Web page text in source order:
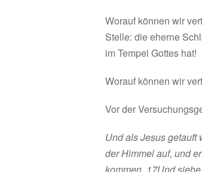
Worauf können wir
Stelle: die eherne
im Tempel Gottes hat!
Worauf können wir
Vor der
Und als Jesus getauft
der Himmel auf, und